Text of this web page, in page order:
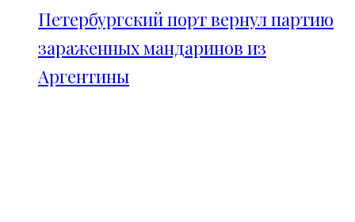
Петербургский порт вернул партию
зараженных мандаринов из
Аргентины